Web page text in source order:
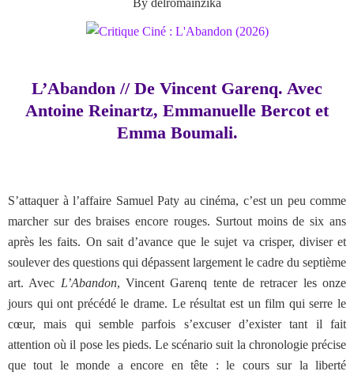
By delromainzika
L’Abandon // De Vincent Garenq. Avec
Antoine Reinartz, Emmanuelle Bercot et
Emma Boumali.
S’attaquer à l’affaire Samuel Paty au cinéma, c’est un peu comme
marcher sur des braises encore rouges. Surtout moins de six ans
après les faits. On sait d’avance que le sujet va crisper, diviser et
soulever des questions qui dépassent largement le cadre du septième
art. Avec L’Abandon, Vincent Garenq tente de retracer les onze
jours qui ont précédé le drame. Le résultat est un film qui serre le
cœur, mais qui semble parfois s’excuser d’exister tant il fait
attention où il pose les pieds. Le scénario suit la chronologie précise
que tout le monde a encore en tête : le cours sur la liberté